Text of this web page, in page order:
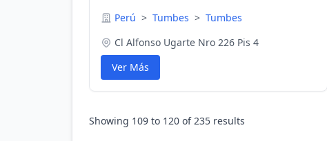
Perú > Tumbes > Tumbes
Cl Alfonso Ugarte Nro 226 Pis 4
Ver Más
Showing 109 to 120 of 235 results